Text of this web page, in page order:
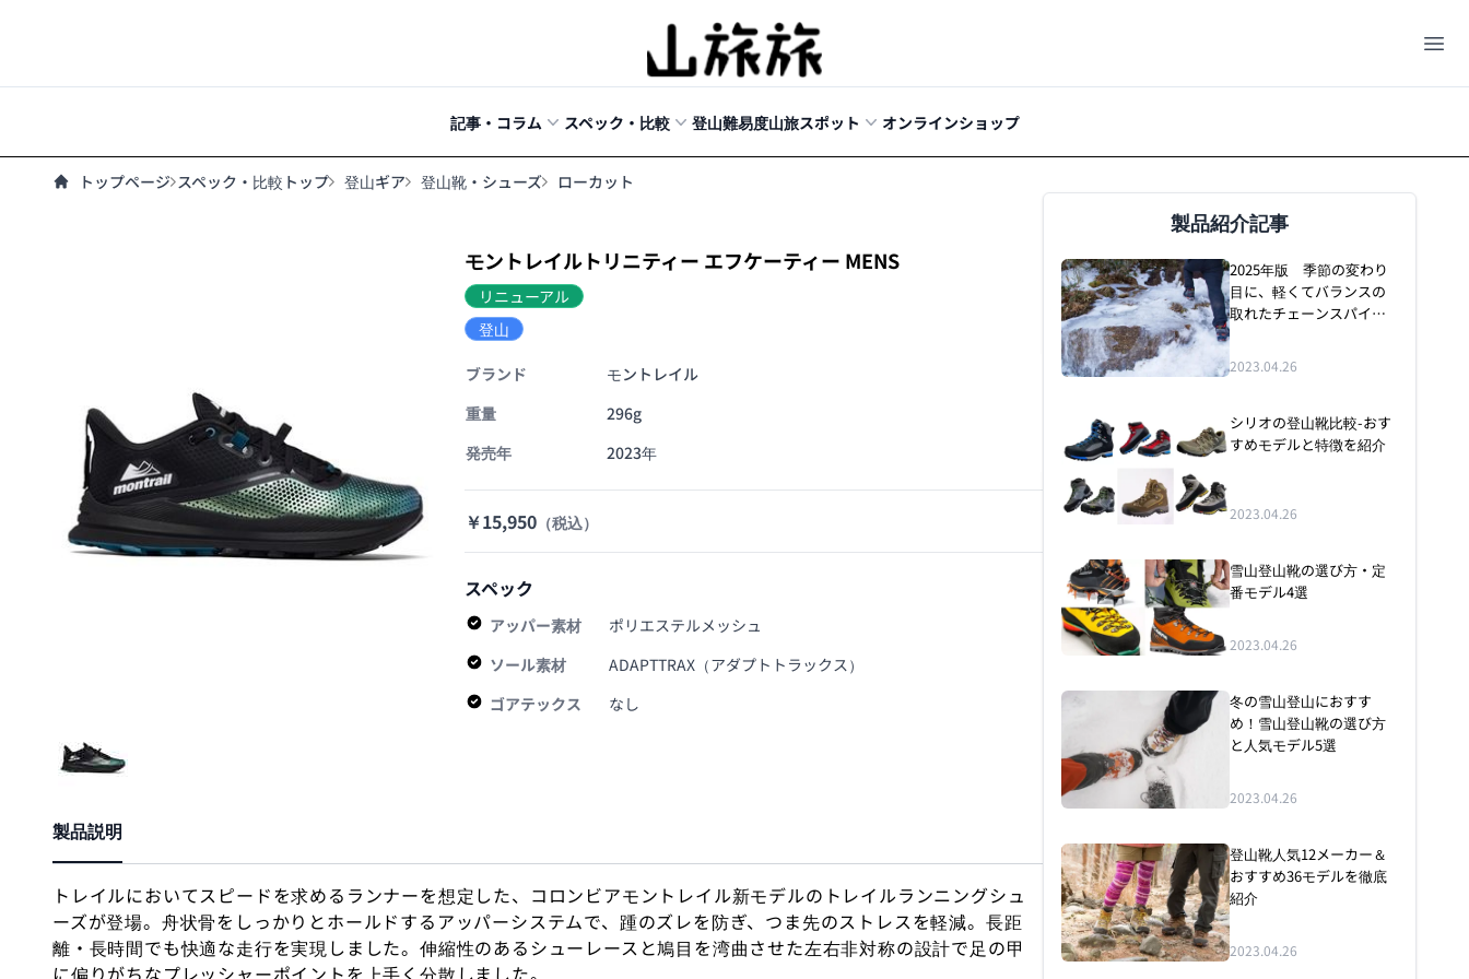
記事・コラム スペック・比較 登山難易度山旅スポット オンラインショップ
トップページ スペック・比較トップ 登山ギア 登山靴・シューズ ローカット
モントレイルトリニティー エフケーティー MENS
リニューアル
登山
ブランド
モントレイル
重量
296g
発売年
2023年
￥15,950（税込）
スペック
アッパー素材
ポリエステルメッシュ
ソール素材
ADAPTTRAX（アダプトトラックス）
ゴアテックス
なし
製品説明
トレイルにおいてスピードを求めるランナーを想定した、コロンビアモントレイル新モデルのトレイルランニングシュ
ーズが登場。舟状骨をしっかりとホールドするアッパーシステムで、踵のズレを防ぎ、つま先のストレスを軽減。長距
離・長時間でも快適な走行を実現しました。伸縮性のあるシューレースと鳩目を湾曲させた左右非対称の設計で足の甲
に偏りがちなプレッシャーポイントを上手く分散しました。
製品紹介記事
2025年版 季節の変わり
目に、軽くてバランスの
取れたチェーンスパイク
を紹介
2023.04.26
シリオの登山靴比較-おす
すめモデルと特徴を紹介
2023.04.26
雪山登山靴の選び方・定
番モデル4選
2023.04.26
冬の雪山登山におすす
め！雪山登山靴の選び方
と人気モデル5選
2023.04.26
登山靴人気12メーカー＆
おすすめ36モデルを徹底
紹介
2023.04.26